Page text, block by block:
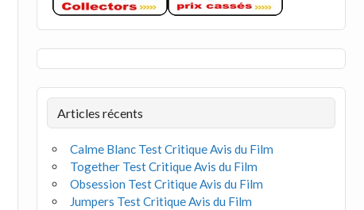
Articles récents
Calme Blanc Test Critique Avis du Film
Together Test Critique Avis du Film
Obsession Test Critique Avis du Film
Jumpers Test Critique Avis du Film